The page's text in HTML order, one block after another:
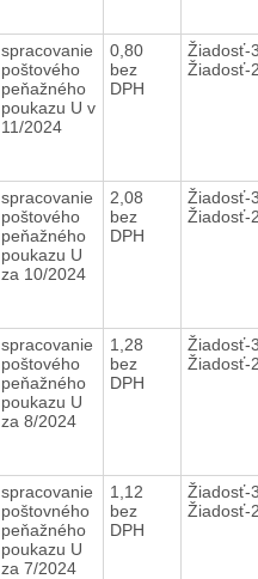
spracovanie
poštového
peňažného
poukazu U v
11/2024
0,80
bez
DPH
Žiadosť-
Žiadosť-
spracovanie
poštového
peňažného
poukazu U
za 10/2024
2,08
bez
DPH
Žiadosť-
Žiadosť-
spracovanie
poštového
peňažného
poukazu U
za 8/2024
1,28
bez
DPH
Žiadosť-
Žiadosť-
spracovanie
poštovného
peňažného
poukazu U
za 7/2024
1,12
bez
DPH
Žiadosť-
Žiadosť-